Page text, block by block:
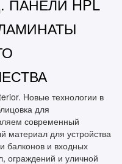
ПАНЕЛИ HPL
Новые технологии в
для
современный
материал для устройства
балконов и входных
ограждений и уличной